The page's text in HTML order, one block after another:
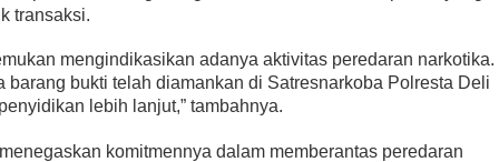
dalam Aksi Geng Motor Ombudsman Sumut Gelar Rapat dengan
transaksi.
mengindikasikan adanya aktivitas peredaran narkotika.
bukti telah diamankan di Satresnarkoba Polresta Deli
lebih lanjut,” tambahnya.
komitmennya dalam memberantas peredaran